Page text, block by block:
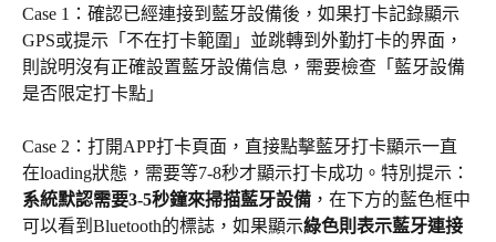
Case 1：確認已經連接到藍牙設備後，如果打卡記錄顯示
GPS或提示「不在打卡範圍」並跳轉到外勤打卡的界面，
則說明沒有正確設置藍牙設備信息，需要檢查「藍牙設備
是否限定打卡點」
Case 2：打開APP打卡頁面，直接點擊藍牙打卡顯示一直
在loading狀態，需要等7-8秒才顯示打卡成功。特別提示：
系統默認需要3-5秒鐘來掃描藍牙設備 ，在下方的藍色框中
可以看到Bluetooth的標誌，如果顯示綠色則表示藍牙連接